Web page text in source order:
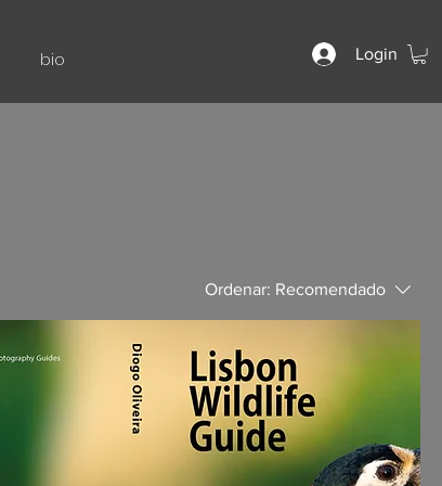
bio Login
Ordenar: Recomendado